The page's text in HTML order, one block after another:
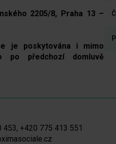
2205/8, Praha 13 –
je poskytována i mimo
předchozí domluvě
453, +420 775 413 551